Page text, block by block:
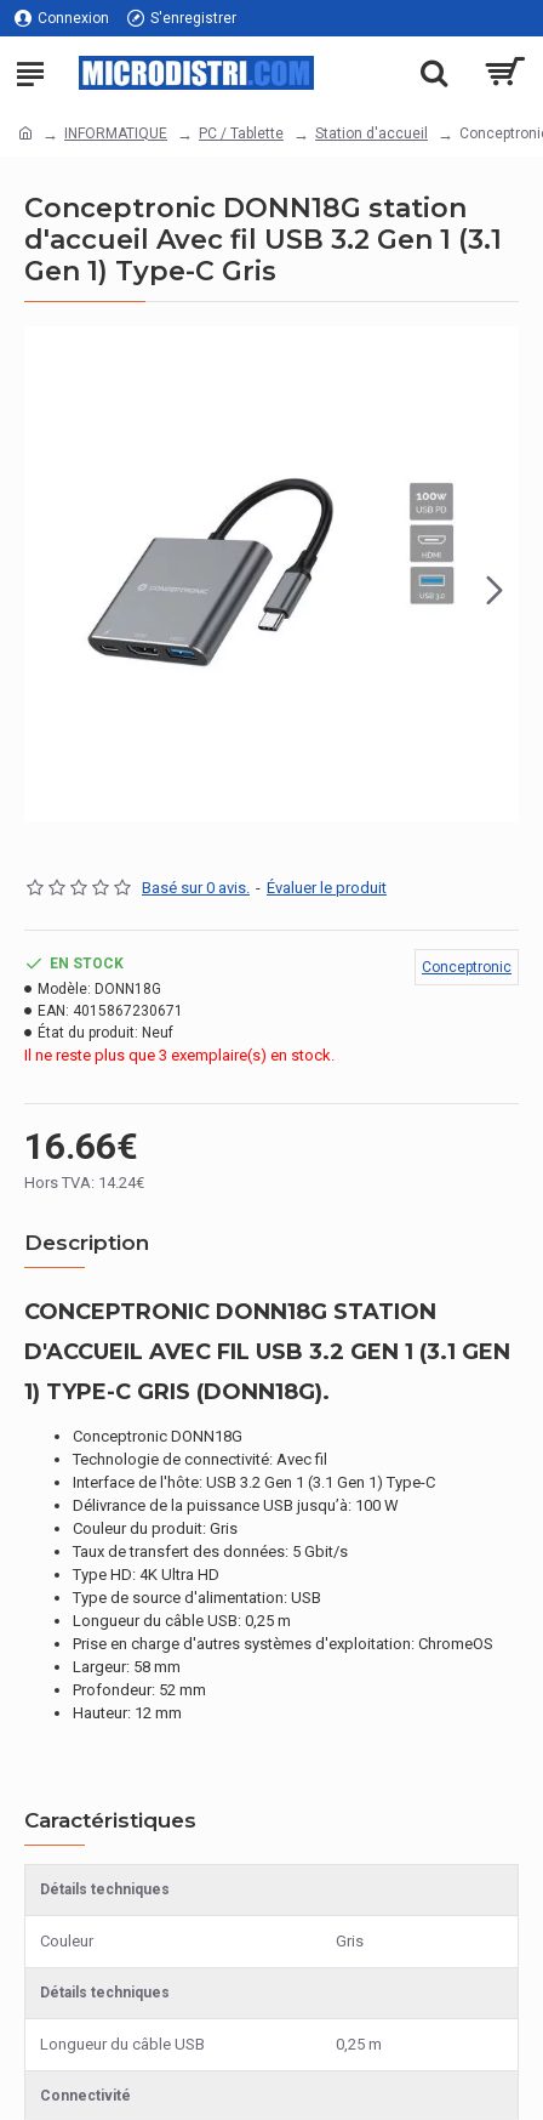
Connexion S'enregistrer
INFORMATIQUE PC / Tablette Station d'accueil
Conceptronic DONN18G station
d'accueil Avec fil USB 3.2 Gen 1 (3.1
Gen 1) Type-C Gris
Basé sur 0 avis. - Évaluer le produit
16.66€
Hors TVA: 14.24€
EN STOCK
Modèle: DONN18G
EAN: 4015867230671
État du produit: Neuf
Conceptronic
Il ne reste plus que 3 exemplaire(s) en stock.
Description
CONCEPTRONIC DONN18G STATION
D'ACCUEIL AVEC FIL USB 3.2 GEN 1 (3.1 GEN
1) TYPE-C GRIS (DONN18G).
Conceptronic DONN18G
Technologie de connectivité: Avec fil
Interface de l'hôte: USB 3.2 Gen 1 (3.1 Gen 1) Type-C
Délivrance de la puissance USB jusqu’à: 100 W
Couleur du produit: Gris
Taux de transfert des données: 5 Gbit/s
Type HD: 4K Ultra HD
Type de source d'alimentation: USB
Longueur du câble USB: 0,25 m
Prise en charge d'autres systèmes d'exploitation: ChromeOS
Largeur: 58 mm
Profondeur: 52 mm
Hauteur: 12 mm
Caractéristiques
Détails techniques
Couleur Gris
Détails techniques
Longueur du câble USB 0,25 m
Connectivité